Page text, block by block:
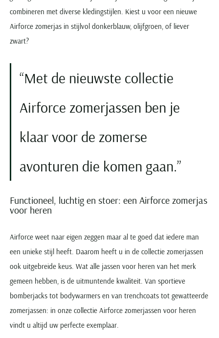
combineren met diverse kledingstijlen. Kiest u voor een nieuwe
Airforce zomerjas in stijlvol donkerblauw, olijfgroen, of liever
zwart?
Met de nieuwste collectie
Airforce zomerjassen ben je
klaar voor de zomerse
avonturen die komen gaan.
Functioneel, luchtig en stoer: een Airforce zomerjas
voor heren
Airforce weet naar eigen zeggen maar al te goed dat iedere man
een unieke stijl heeft. Daarom heeft u in de collectie zomerjassen
ook uitgebreide keus. Wat alle jassen voor heren van het merk
gemeen hebben, is de uitmuntende kwaliteit. Van sportieve
bomberjacks tot bodywarmers en van trenchcoats tot gewatteerde
zomerjassen: in onze collectie Airforce zomerjassen voor heren
vindt u altijd uw perfecte exemplaar.